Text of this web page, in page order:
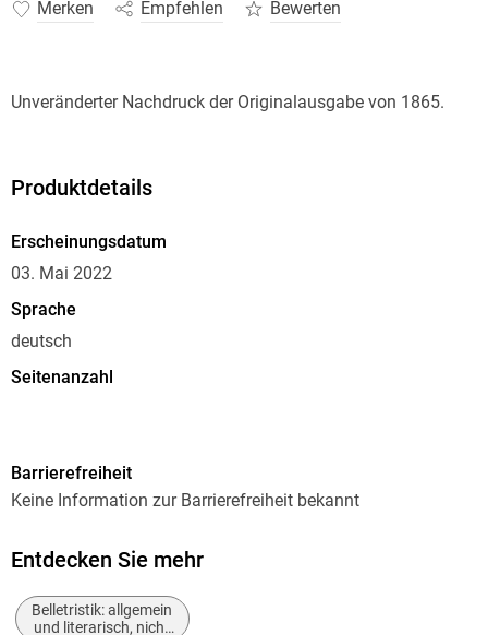
Merken Empfehlen Bewerten
Unveränderter Nachdruck der Originalausgabe von 1865.
Produktdetails
Erscheinungsdatum
03. Mai 2022
Sprache
deutsch
Seitenanzahl
Theodor Fontane
Verlag/Hersteller
gebunden
Barrierefreiheit
Keine Information zur Barrierefreiheit bekannt
Entdecken Sie mehr
Belletristik: allgemein
und literarisch, nicht